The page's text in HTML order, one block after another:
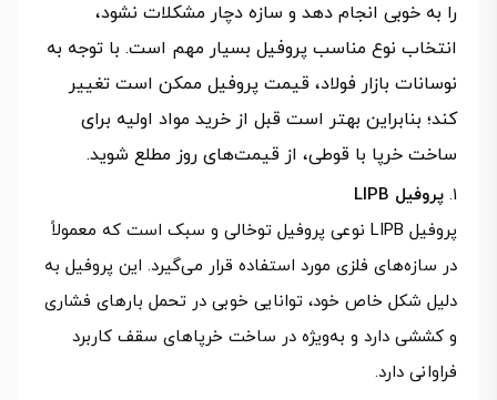
را به خوبی انجام دهد و سازه دچار مشکلات نشود،
انتخاب نوع مناسب پروفیل بسیار مهم است. با توجه به
نوسانات بازار فولاد، قیمت پروفیل ممکن است تغییر
کند؛ بنابراین بهتر است قبل از خرید مواد اولیه برای
ساخت خرپا با قوطی، از قیمت‌های روز مطلع شوید.
پروفیل LIPB
پروفیل LIPB نوعی پروفیل توخالی و سبک است که معمولاً
در سازه‌های فلزی مورد استفاده قرار می‌گیرد. این پروفیل به
دلیل شکل خاص خود، توانایی خوبی در تحمل بارهای فشاری
و کششی دارد و به‌ویژه در ساخت خرپاهای سقف کاربرد
فراوانی دارد.